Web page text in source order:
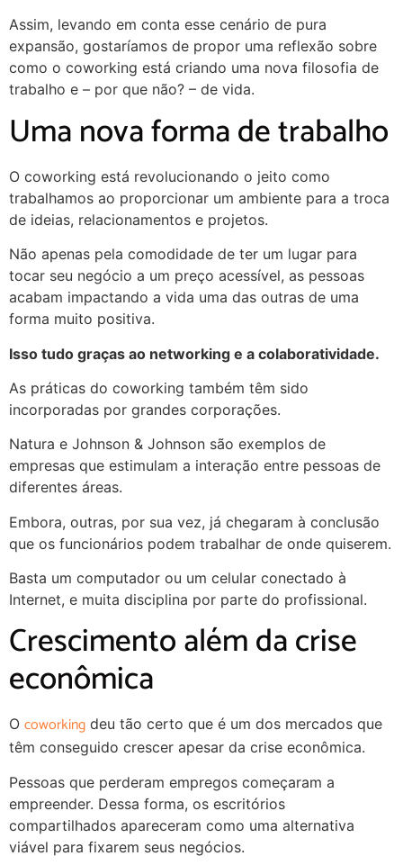
Assim, levando em conta esse cenário de pura
expansão, gostaríamos de propor uma reflexão sobre
como o coworking está criando uma nova filosofia de
trabalho e – por que não? – de vida.
Uma nova forma de trabalho
O coworking está revolucionando o jeito como
trabalhamos ao proporcionar um ambiente para a troca
de ideias, relacionamentos e projetos.
Não apenas pela comodidade de ter um lugar para
tocar seu negócio a um preço acessível, as pessoas
acabam impactando a vida uma das outras de uma
forma muito positiva.
Isso tudo graças ao networking e a colaboratividade.
As práticas do coworking também têm sido
incorporadas por grandes corporações.
Natura e Johnson & Johnson são exemplos de
empresas que estimulam a interação entre pessoas de
diferentes áreas.
Embora, outras, por sua vez, já chegaram à conclusão
que os funcionários podem trabalhar de onde quiserem.
Basta um computador ou um celular conectado à
Internet, e muita disciplina por parte do profissional.
Crescimento além da crise
econômica
O coworking deu tão certo que é um dos mercados que
têm conseguido crescer apesar da crise econômica.
Pessoas que perderam empregos começaram a
empreender. Dessa forma, os escritórios
compartilhados apareceram como uma alternativa
viável para fixarem seus negócios.